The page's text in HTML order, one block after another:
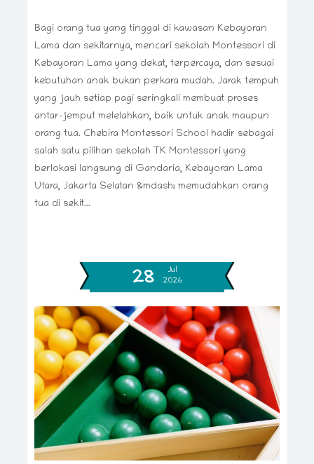
Bagi orang tua yang tinggal di kawasan Kebayoran
Lama dan sekitarnya, mencari sekolah Montessori di
Kebayoran Lama yang dekat, terpercaya, dan sesuai
kebutuhan anak bukan perkara mudah. Jarak tempuh
yang jauh setiap pagi seringkali membuat proses
antar-jemput melelahkan, baik untuk anak maupun
orang tua. Chebira Montessori School hadir sebagai
salah satu pilihan sekolah TK Montessori yang
berlokasi langsung di Gandaria, Kebayoran Lama
Utara, Jakarta Selatan &mdash; memudahkan orang
tua di sekit...
28
Jul
2026